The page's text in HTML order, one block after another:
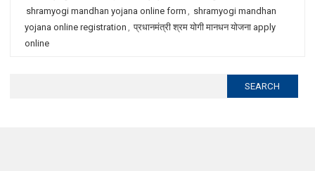
shramyogi mandhan yojana online form , shramyogi mandhan
yojana online registration , प्रधानमंत्री श्रम योगी मानधन योजना apply
online